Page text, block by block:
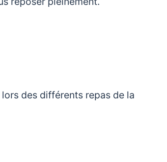
des différents repas de la